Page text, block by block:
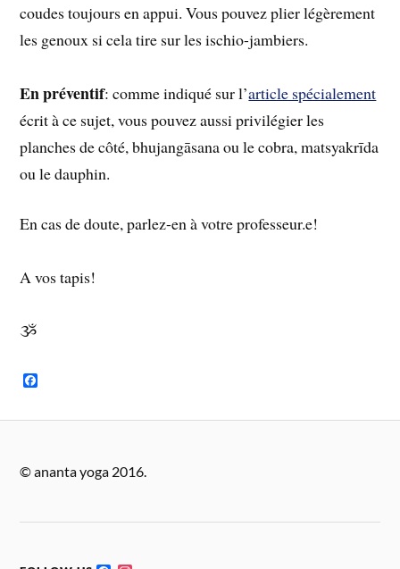
coudes toujours en appui. Vous pouvez plier légèrement
les genoux si cela tire sur les ischio-jambiers.
En préventif: comme indiqué sur l’article spécialement
écrit à ce sujet, vous pouvez aussi privilégier les
planches de côté, bhujangāsana ou le cobra, matsyakrīda
ou le dauphin.
En cas de doute, parlez-en à votre professeur.e!
A vos tapis!
ૐ
e
o
k
© ananta yoga 2016.